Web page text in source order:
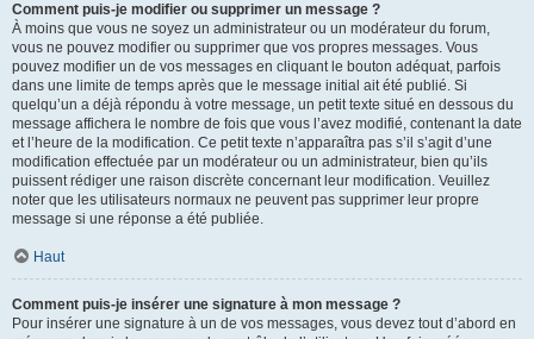
Comment puis-je modifier ou supprimer un message ?
À moins que vous ne soyez un administrateur ou un modérateur du forum,
vous ne pouvez modifier ou supprimer que vos propres messages. Vous
pouvez modifier un de vos messages en cliquant le bouton adéquat, parfois
dans une limite de temps après que le message initial ait été publié. Si
quelqu’un a déjà répondu à votre message, un petit texte situé en dessous du
message affichera le nombre de fois que vous l’avez modifié, contenant la date
et l’heure de la modification. Ce petit texte n’apparaîtra pas s’il s’agit d’une
modification effectuée par un modérateur ou un administrateur, bien qu’ils
puissent rédiger une raison discrète concernant leur modification. Veuillez
noter que les utilisateurs normaux ne peuvent pas supprimer leur propre
message si une réponse a été publiée.
Haut
Comment puis-je insérer une signature à mon message ?
Pour insérer une signature à un de vos messages, vous devez tout d’abord en